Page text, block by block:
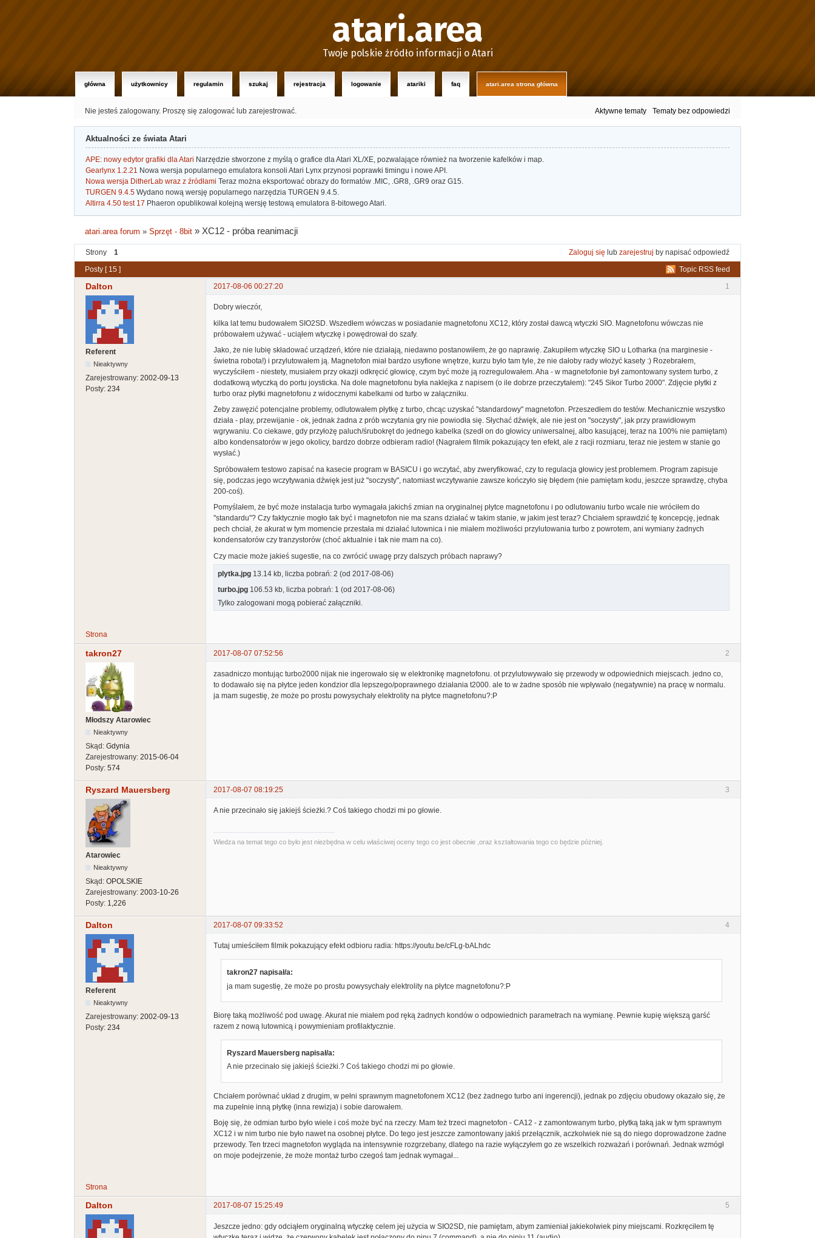
atari.area
Twoje polskie źródło informacji o Atari
główna użytkownicy regulamin szukaj rejestracja logowanie atariki faq atari.area strona główna
Nie jesteś zalogowany. Proszę się zalogować lub zarejestrować. Aktywne tematy Tematy bez odpowiedzi
Aktualności ze świata Atari
APE: nowy edytor grafiki dla Atari Narzędzie stworzone z myślą o grafice dla Atari XL/XE, pozwalające również na tworzenie kafelków i map.
Gearlynx 1.2.21 Nowa wersja popularnego emulatora konsoli Atari Lynx przynosi poprawki timingu i nowe API.
Nowa wersja DitherLab wraz z źródłami Teraz można eksportować obrazy do formatów .MIC, .GR8, .GR9 oraz G15.
TURGEN 9.4.5 Wydano nową wersję popularnego narzędzia TURGEN 9.4.5.
Altirra 4.50 test 17 Phaeron opublikował kolejną wersję testową emulatora 8-bitowego Atari.
atari.area forum »Sprzęt - 8bit » XC12 - próba reanimacji
Strony 1 Zaloguj się lub zarejestruj by napisać odpowiedź
Topic RSS feed
Posty [ 15 ]
1
Dalton 2017-08-06 00:27:20
Referent
Nieaktywny
Zarejestrowany: 2002-09-13
Posty: 234
Dobry wieczór,
kilka lat temu budowałem SIO2SD. Wszedłem wówczas w posiadanie magnetofonu XC12, który został dawcą wtyczki SIO. Magnetofonu wówczas nie
próbowałem używać - uciąłem wtyczkę i powędrował do szafy.
Jako, że nie lubię składować urządzeń, które nie działają, niedawno postanowiłem, że go naprawię. Zakupiłem wtyczkę SIO u Lotharka (na marginesie -
świetna robota!) i przylutowałem ją. Magnetofon miał bardzo usyfione wnętrze, kurzu było tam tyle, że nie dałoby rady włożyć kasety :) Rozebrałem,
wyczyściłem - niestety, musiałem przy okazji odkręcić głowicę, czym być może ją rozregulowałem. Aha - w magnetofonie był zamontowany system turbo, z
dodatkową wtyczką do portu joysticka. Na dole magnetofonu była naklejka z napisem (o ile dobrze przeczytałem): "245 Sikor Turbo 2000". Zdjęcie płytki z
turbo oraz płytki magnetofonu z widocznymi kabelkami od turbo w załączniku.
Żeby zawęzić potencjalne problemy, odlutowałem płytkę z turbo, chcąc uzyskać "standardowy" magnetofon. Przeszedłem do testów. Mechanicznie wszystko
działa - play, przewijanie - ok, jednak żadna z prób wczytania gry nie powiodła się. Słychać dźwięk, ale nie jest on "soczysty", jak przy prawidłowym
wgrywaniu. Co ciekawe, gdy przyłożę paluch/śrubokręt do jednego kabelka (szedł on do głowicy uniwersalnej, albo kasującej, teraz na 100% nie pamiętam)
albo kondensatorów w jego okolicy, bardzo dobrze odbieram radio! (Nagrałem filmik pokazujący ten efekt, ale z racji rozmiaru, teraz nie jestem w stanie go
wysłać.)
Spróbowałem testowo zapisać na kasecie program w BASICU i go wczytać, aby zweryfikować, czy to regulacja głowicy jest problemem. Program zapisuje
się, podczas jego wczytywania dźwięk jest już "soczysty", natomiast wczytywanie zawsze kończyło się błędem (nie pamiętam kodu, jeszcze sprawdzę, chyba
200-coś).
Pomyślałem, że być może instalacja turbo wymagała jakichś zmian na oryginalnej płytce magnetofonu i po odlutowaniu turbo wcale nie wróciłem do
"standardu"? Czy faktycznie mogło tak być i magnetofon nie ma szans działać w takim stanie, w jakim jest teraz? Chciałem sprawdzić tę koncepcję, jednak
pech chciał, że akurat w tym momencie przestała mi działać lutownica i nie miałem możliwości przylutowania turbo z powrotem, ani wymiany żadnych
kondensatorów czy tranzystorów (choć aktualnie i tak nie mam na co).
Czy macie może jakieś sugestie, na co zwrócić uwagę przy dalszych próbach naprawy?
plytka.jpg 13.14 kb, liczba pobrań: 2 (od 2017-08-06)
turbo.jpg 106.53 kb, liczba pobrań: 1 (od 2017-08-06)
Tylko zalogowani mogą pobierać załączniki.
Strona
2
takron27 2017-08-07 07:52:56
Młodszy Atarowiec
Nieaktywny
Skąd: Gdynia
Zarejestrowany: 2015-06-04
Posty: 574
zasadniczo montując turbo2000 nijak nie ingerowało się w elektronikę magnetofonu. ot przylutowywało się przewody w odpowiednich miejscach. jedno co,
to dodawało się na płytce jeden kondzior dla lepszego/poprawnego działania t2000. ale to w żadne sposób nie wpływało (negatywnie) na pracę w normalu.
ja mam sugestię, że może po prostu powysychały elektrolity na płytce magnetofonu?:P
3
Ryszard Mauersberg 2017-08-07 08:19:25
Atarowiec
Nieaktywny
Skąd: OPOLSKIE
Zarejestrowany: 2003-10-26
Posty: 1,226
A nie przecinało się jakiejś ścieżki.? Coś takiego chodzi mi po głowie.
Wiedza na temat tego co było jest niezbędna w celu właściwej oceny tego co jest obecnie ,oraz kształtowania tego co będzie póżniej.
4
Dalton 2017-08-07 09:33:52
Referent
Nieaktywny
Zarejestrowany: 2002-09-13
Posty: 234
Tutaj umieściłem filmik pokazujący efekt odbioru radia: https://youtu.be/cFLg-bALhdc
takron27 napisał/a:
ja mam sugestię, że może po prostu powysychały elektrolity na płytce magnetofonu?:P
Biorę taką możliwość pod uwagę. Akurat nie miałem pod ręką żadnych kondów o odpowiednich parametrach na wymianę. Pewnie kupię większą garść
razem z nową lutownicą i powymieniam profilaktycznie.
Ryszard Mauersberg napisał/a:
A nie przecinało się jakiejś ścieżki.? Coś takiego chodzi mi po głowie.
Chciałem porównać układ z drugim, w pełni sprawnym magnetofonem XC12 (bez żadnego turbo ani ingerencji), jednak po zdjęciu obudowy okazało się, że
ma zupełnie inną płytkę (inna rewizja) i sobie darowałem.
Boję się, że odmian turbo było wiele i coś może być na rzeczy. Mam też trzeci magnetofon - CA12 - z zamontowanym turbo, płytką taką jak w tym sprawnym
XC12 i w nim turbo nie było nawet na osobnej płytce. Do tego jest jeszcze zamontowany jakiś przełącznik, aczkolwiek nie są do niego doprowadzone żadne
przewody. Ten trzeci magnetofon wygląda na intensywnie rozgrzebany, dlatego na razie wyłączyłem go ze wszelkich rozważań i porównań. Jednak wzmógł
on moje podejrzenie, że może montaż turbo czegoś tam jednak wymagał...
Strona
5
Dalton 2017-08-07 15:25:49
Jeszcze jedno: gdy odciąłem oryginalną wtyczkę celem jej użycia w SIO2SD, nie pamiętam, abym zamieniał jakiekolwiek piny miejscami. Rozkręciłem tę